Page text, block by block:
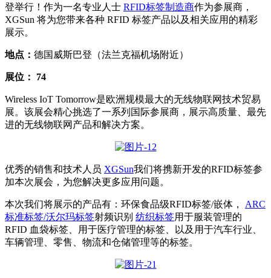
登举行！作为一名专业人士 RFID标签制造商作为参展商，
XGSun 将为您带来各种 RFID 标签产品以及相关应用的精彩
展示。
地点： 德国威斯巴登（法兰克福机场附近）
展位： 74
Wireless IoT Tomorrow是欧洲规模最大的无线物联网技术贸易
展。该展会精心挑选了一系列国际参展商，展示高质量、最先
进的无线物联网产品和解决方案。
优秀的销售和技术人员 XGSun我们将携新开发的RFID标签参
加本次展会，为您解决更多应用问题。
本次我们将展示的产品有：环保食品级RFID标签/嵌体， ARC
标准标签/沃尔玛标签射频识别 纺织标签用于服装管理的
RFID 血袋标签、用于医疗管理的标签、以及用于汽车行业、
车辆管理、零售、物流和仓储管理等的标签。